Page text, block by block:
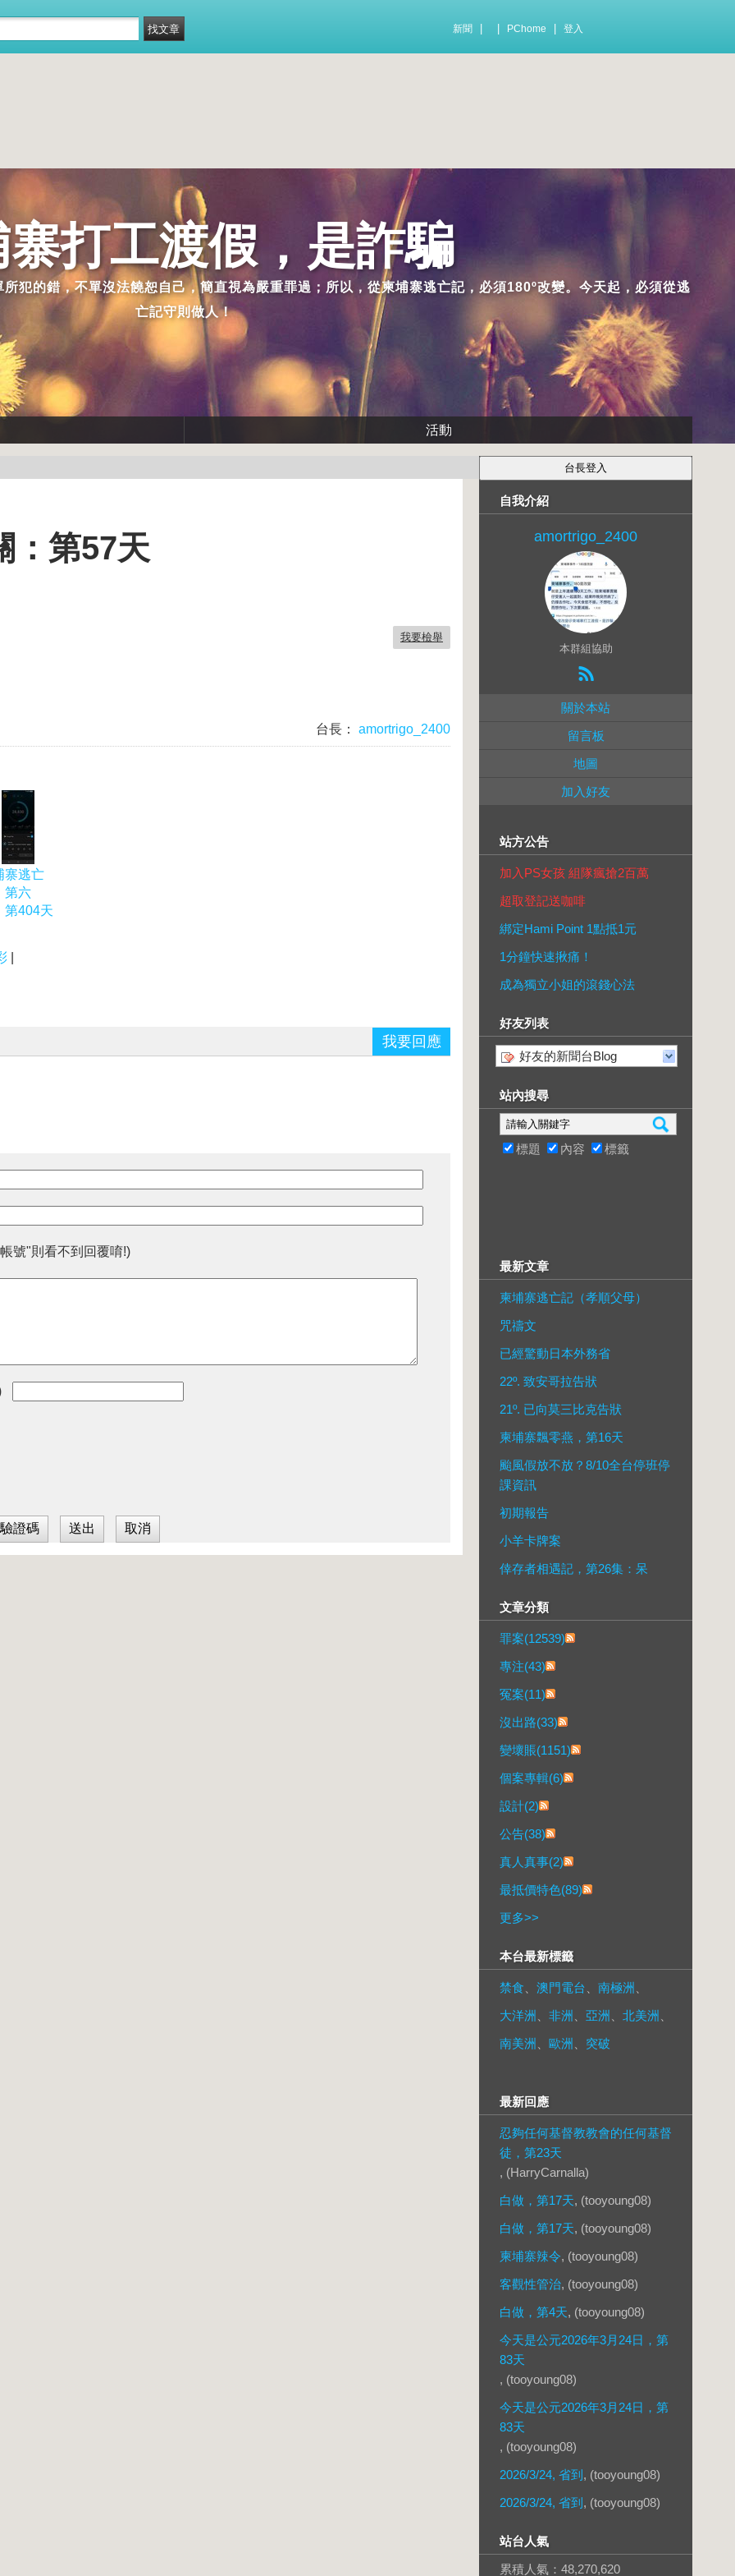
新聞 PChome 登入
寨打工渡假，是詐騙
犯的錯，不單沒法饒恕自己，簡直視為嚴重罪過；所以，從柬埔寨逃亡記，必須180º改變。今天起，必須從逃
亡記守則做人！
活動
：第57天
我要檢舉
台長： amortrigo_2400
寨逃亡
第六
第404天
我要回應
號"則看不到回覆唷!)
自我介紹
amortrigo_2400
本群組協助
關於本站
留言板
地圖
加入好友
站方公告
加入PS女孩 組隊瘋搶2百萬
超取登記送咖啡
綁定Hami Point 1點抵1元
1分鐘快速揪痛！
成為獨立小姐的滾錢心法
好友列表
好友的新聞台Blog
站內搜尋
標題 內容 標籤
最新文章
柬埔寨逃亡記（孝順父母）
咒禱文
已經驚動日本外務省
22º. 致安哥拉告狀
21º. 已向莫三比克告狀
柬埔寨飄零燕，第16天
颱風假放不放？8/10全台停班停
課資訊
初期報告
小羊卡牌案
倖存者相遇記，第26集：呆
文章分類
罪案(12539)
專注(43)
冤案(11)
沒出路(33)
變壞賬(1151)
個案專輯(6)
設計(2)
公告(38)
真人真事(2)
最抵價特色(89)
更多>>
本台最新標籤
禁食 澳門電台 南極洲
大洋洲
非洲 亞洲 北美洲
南美洲
歐洲 突破
最新回應
忍夠任何基督教教會的任何基督
徒，第23天
, (HarryCarnalla)
白做，第17天, (tooyoung08)
白做，第17天, (tooyoung08)
柬埔寨辣令, (tooyoung08)
客觀性管治, (tooyoung08)
白做，第4天, (tooyoung08)
今天是公元2026年3月24日，第
83天
, (tooyoung08)
今天是公元2026年3月24日，第
83天
, (tooyoung08)
2026/3/24, 省到 , (tooyoung08)
2026/3/24, 省到 , (tooyoung08)
站台人氣
累積人氣： 48,270,620